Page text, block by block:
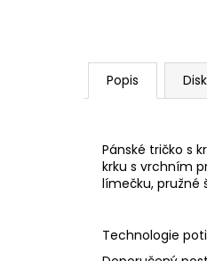
Popis
Pánské tričko s
krku s vrchním
límečku, pružné
Technologie